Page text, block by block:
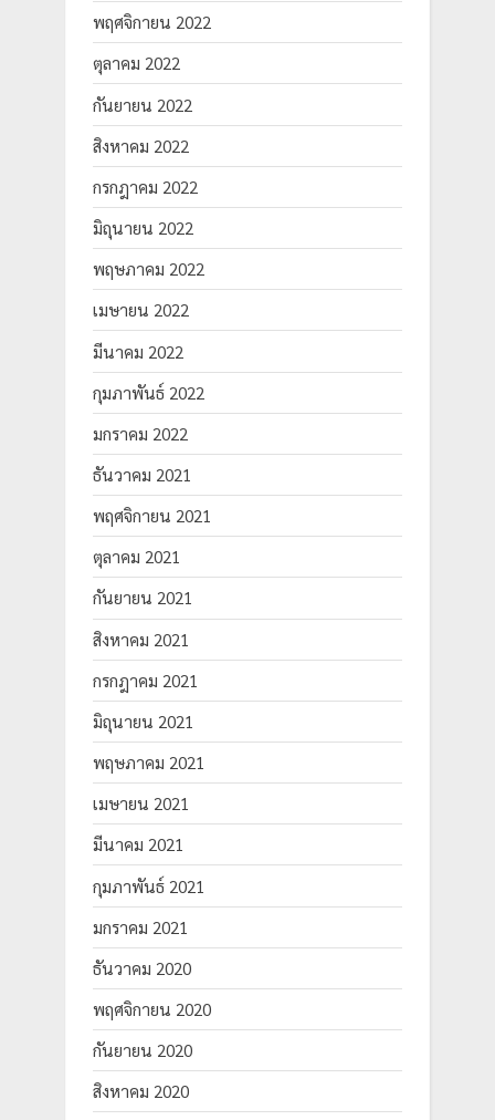
พฤศจิกายน 2022
ตุลาคม 2022
กันยายน 2022
สิงหาคม 2022
กรกฎาคม 2022
มิถุนายน 2022
พฤษภาคม 2022
เมษายน 2022
มีนาคม 2022
กุมภาพันธ์ 2022
มกราคม 2022
ธันวาคม 2021
พฤศจิกายน 2021
ตุลาคม 2021
กันยายน 2021
สิงหาคม 2021
กรกฎาคม 2021
มิถุนายน 2021
พฤษภาคม 2021
เมษายน 2021
มีนาคม 2021
กุมภาพันธ์ 2021
มกราคม 2021
ธันวาคม 2020
พฤศจิกายน 2020
กันยายน 2020
สิงหาคม 2020